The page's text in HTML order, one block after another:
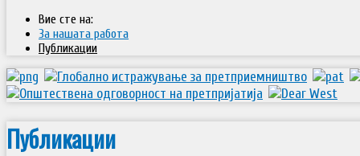
Вие сте на:
За нашата работа
Публикации
Публикации